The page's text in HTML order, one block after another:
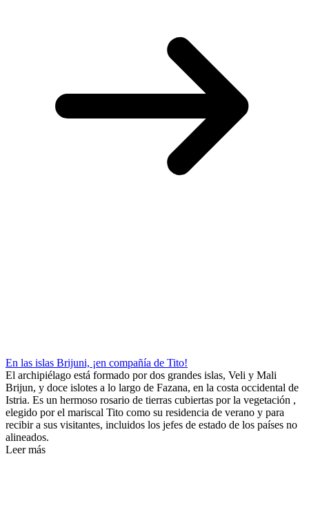
En las islas Brijuni, ¡en compañía de Tito!
El archipiélago está formado por dos grandes islas, Veli y Mali
Brijun, y doce islotes a lo largo de Fazana, en la costa occidental de
Istria. Es un hermoso rosario de tierras cubiertas por la vegetación ,
elegido por el mariscal Tito como su residencia de verano y para
recibir a sus visitantes, incluidos los jefes de estado de los países no
alineados.
Leer más